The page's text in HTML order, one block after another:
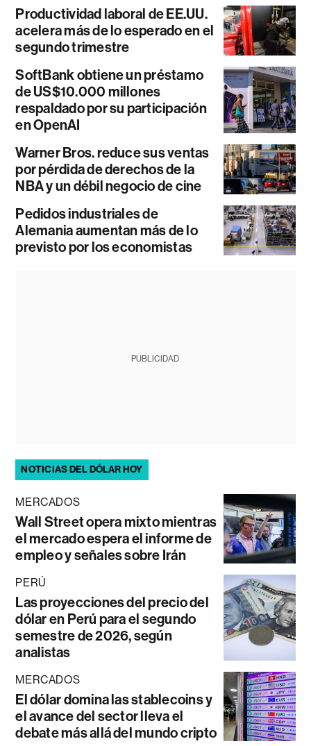
Productividad laboral de EE.UU.
acelera más de lo esperado en el
segundo trimestre
SoftBank obtiene un préstamo
de US$10.000 millones
respaldado por su participación
en OpenAI
Warner Bros. reduce sus ventas
por pérdida de derechos de la
NBA y un débil negocio de cine
Pedidos industriales de
Alemania aumentan más de lo
previsto por los economistas
PUBLICIDAD
NOTICIAS DEL DÓLAR HOY
MERCADOS
Wall Street opera mixto mientras
el mercado espera el informe de
empleo y señales sobre Irán
PERÚ
Las proyecciones del precio del
dólar en Perú para el segundo
semestre de 2026, según
analistas
MERCADOS
El dólar domina las stablecoins y
el avance del sector lleva el
debate más allá del mundo cripto